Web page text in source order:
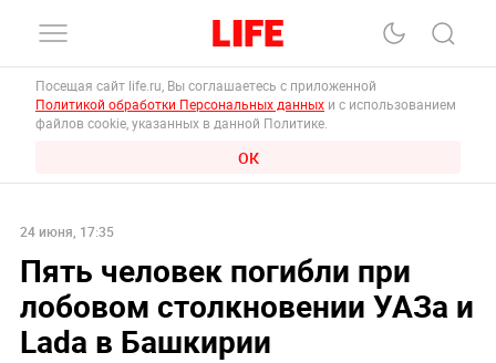
Посещая сайт life.ru, Вы соглашаетесь с приложенной
Политикой обработки Персональных данных и с использованием
файлов cookie, указанных в данной Политике.
ОК
24 июня, 17:35
Пять человек погибли при
лобовом столкновении УАЗа и
Lada в Башкирии